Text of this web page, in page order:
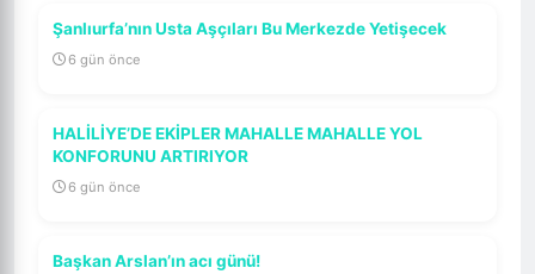
Şanlıurfa’nın Usta Aşçıları Bu Merkezde Yetişecek
6 gün önce
HALİLİYE’DE EKİPLER MAHALLE MAHALLE YOL
KONFORUNU ARTIRIYOR
6 gün önce
Başkan Arslan’ın acı günü!